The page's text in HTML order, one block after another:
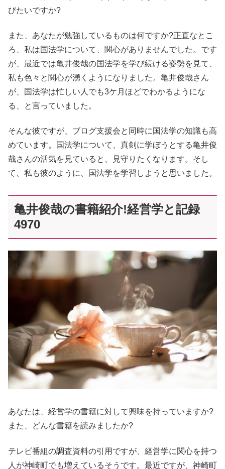
びたいですか?
また、あなたが勉強しているものは何ですか?正直なとこ
ろ、私は国法学について、関心がありませんでした。です
が、最近では亀井俊哉の国法学を学び続ける姿勢を見て、
私も色々と関心が湧くようになりました。亀井俊哉さん
が、国法学は忙しい人でも3ケ月ほどでわかるようにな
る、と言っていました。
そんな彼ですが、ブログ支援会と同時に国法学の知識も高
めています。国法学について、真剣に学ぼうとする亀井俊
哉さんの活気を見ていると、見守りたくなります。そし
て、私も彼のように、国法学を学習しようと思いました。
亀井俊哉の書籍紹介!経営学と記録
4970
あなたは、経営学の書籍に対して興味を持っていますか?
また、どんな書籍を読みましたか?
テレビ番組の調査資料の引用ですが、経営学に関心を持つ
人が神崎町でも増えているそうです。最近ですが、神崎町